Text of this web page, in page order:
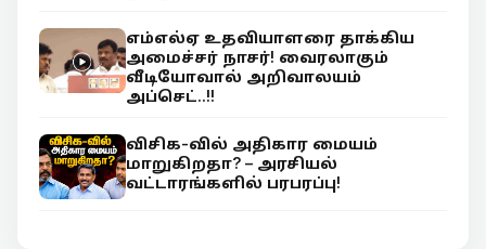
எம்எல்ஏ உதவியாளரை தாக்கிய
அமைச்சர் நாசர்! வைரலாகும்
வீடியோவால் அறிவாலயம்
அப்செட்..!!
விசிக-வில் அதிகார மையம்
மாறுகிறதா? – அரசியல்
வட்டாரங்களில் பரபரப்பு!